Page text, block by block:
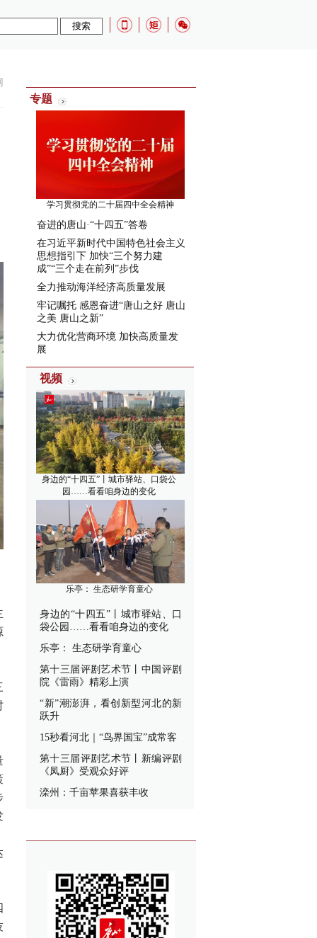
专题
学习贯彻党的二十届四中全会精神
奋进的唐山·“十四五”答卷
在习近平新时代中国特色社会主义
思想指引下 加快“三个努力建
成”“三个走在前列”步伐
全力推动海洋经济高质量发展
牢记嘱托 感恩奋进“唐山之好 唐山
之美 唐山之新”
大力优化营商环境 加快高质量发
展
视频
身边的“十四五”丨城市驿站、口袋公
园……看看咱身边的变化
乐亭： 生态研学育童心
身边的“十四五”丨城市驿站、口
袋公园……看看咱身边的变化
乐亭： 生态研学育童心
第十三届评剧艺术节丨中国评剧
院《雷雨》精彩上演
“新”潮澎湃，看创新型河北的新
跃升
15秒看河北｜“鸟界国宝”成常客
第十三届评剧艺术节丨新编评剧
《凤厨》受观众好评
滦州：千亩苹果喜获丰收